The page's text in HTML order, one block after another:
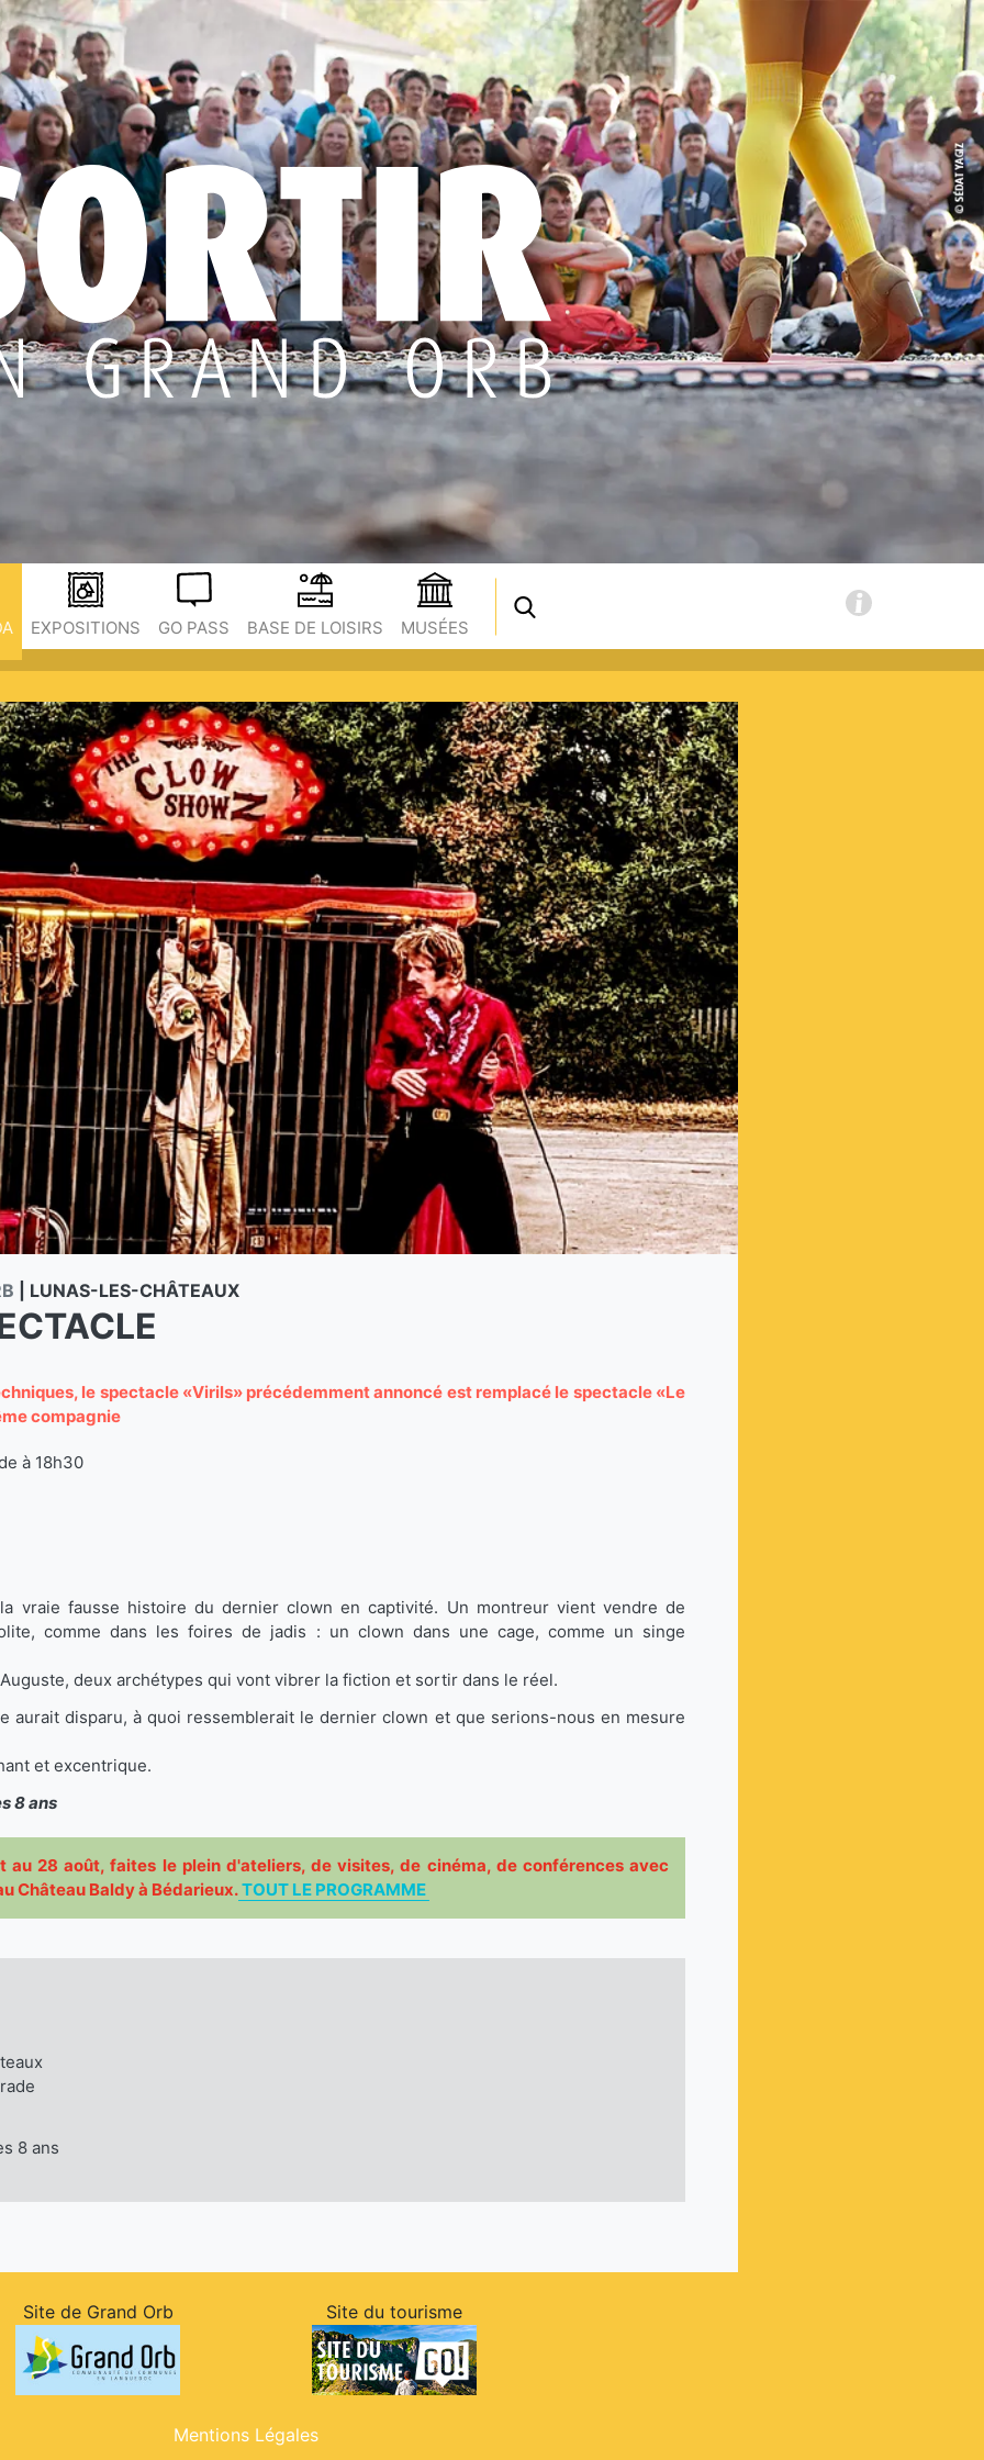
EXPOSITIONS GO PASS BASE DE LOISIRS MUSÉES
LUNAS-LES-CHÂTEAUX
le spectacle «Virils» précédemment annoncé est remplacé le spectacle «Le
compagnie
à 18h30
vraie fausse histoire du dernier clown en captivité. Un montreur vient vendre de
comme dans les foires de jadis : un clown dans une cage, comme un singe
deux archétypes qui vont vibrer la fiction et sortir dans le réel.
aurait disparu, à quoi ressemblerait le dernier clown et que serions-nous en mesure
et excentrique.
8 ans
au 28 août, faites le plein d'ateliers, de visites, de cinéma, de conférences avec
Château Baldy à Bédarieux.TOUT LE PROGRAMME
8 ans
Site de Grand Orb Site du tourisme
Mentions Légales